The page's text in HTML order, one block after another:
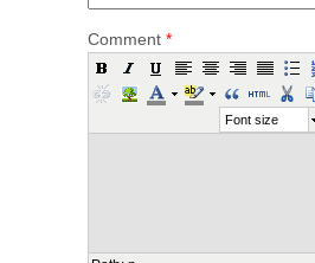
Comment *
Font size